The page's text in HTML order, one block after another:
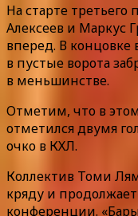
На старте третьего
Алексеев и Маркус
вперед. В
в пустые ворота
в меньшинстве.
Отметим, что в
отметился двумя
очко в КХЛ.
Коллектив Томи
кряду и
конференции.